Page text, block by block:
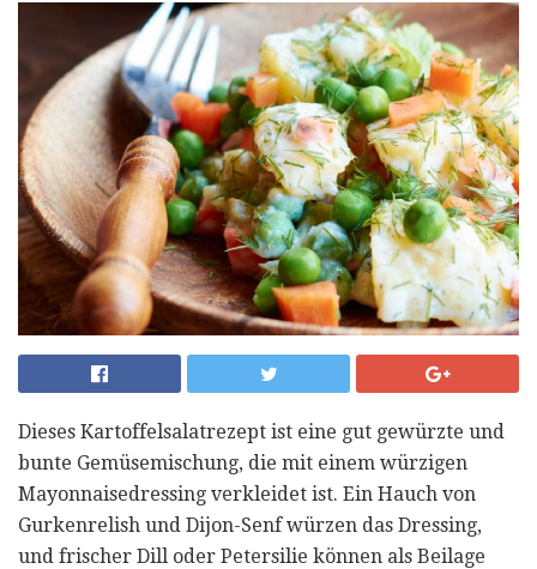
Dieses Kartoffelsalatrezept ist eine gut gewürzte und
bunte Gemüsemischung, die mit einem würzigen
Mayonnaisedressing verkleidet ist. Ein Hauch von
Gurkenrelish und Dijon-Senf würzen das Dressing,
und frischer Dill oder Petersilie können als Beilage